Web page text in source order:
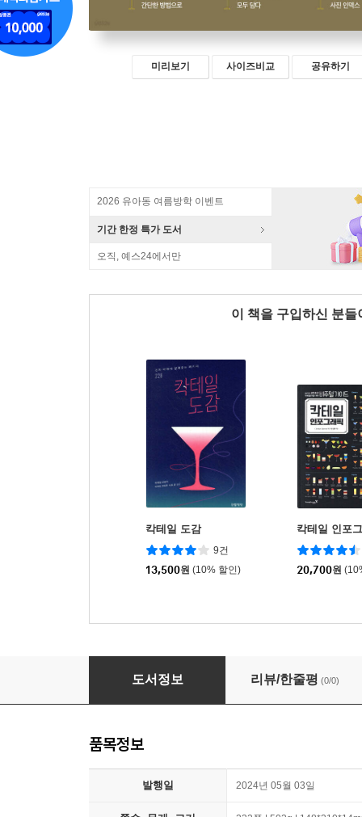
미리보기 사이즈비교 공유하기
2026 유아동 여름방학 이벤트
기간 한정 특가 도서
오직, 예스24에서만
이 책을 구입하신 분
칵테일 도감
9건
13,500원 (10% 할인)
칵테일 인포
20,700원
신의 칵테일 300
도서정보 리뷰/한줄평 (0/0)
품목정보
발행일 2024년 05월 03일